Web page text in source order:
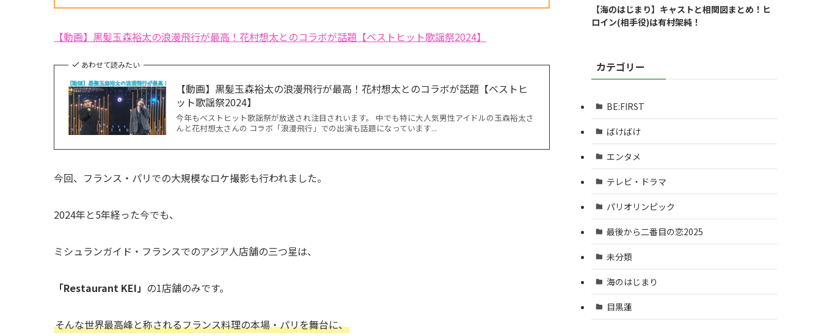
【動画】黒髪玉森裕太の浪漫飛行が最高！花村想太とのコラボが話題【ベストヒット歌謡祭2024】
あわせて読みたい
【動画】黒髪玉森裕太の浪漫飛行が最高！花村想太とのコラボが話題【ベストヒ
ット歌謡祭2024】
今年もベストヒット歌謡祭が放送され注目されいます。 中でも特に大人気男性アイドルの玉森裕太さ
んと花村想太さんの コラボ「浪漫飛行」での出演も話題になっています...
今回、フランス・パリでの大規模なロケ撮影も行われました。
2024年と5年経った今でも、
ミシュランガイド・フランスでのアジア人店舗の三つ星は、
「Restaurant KEI」 の1店舗のみです。
そんな世界最高峰と称されるフランス料理の本場・パリを舞台に、
【海のはじまり】キャストと相関図まとめ！ヒ
ロイン(相手役)は有村架純！
カテゴリー
BE:FIRST
ばけばけ
エンタメ
テレビ・ドラマ
パリオリンピック
最後から二番目の恋2025
未分類
海のはじまり
目黒蓮